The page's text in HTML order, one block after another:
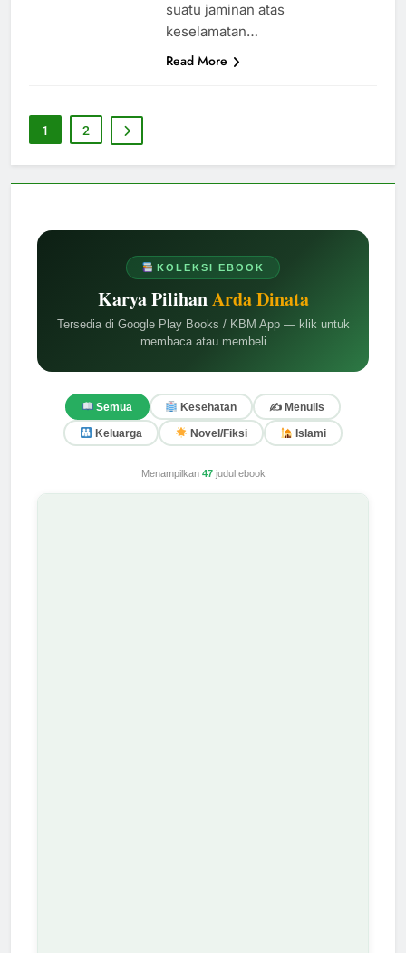
KOLEKSI EBOOK
Karya PilihanArda Dinata
Tersedia di Google Play Books / KBM App — klik untuk
membaca atau membeli
Semua Kesehatan ✍️ Menulis
Keluarga Novel/Fiksi Islami
Menampilkan 47judul ebook
suatu jaminan atas
keselamatan…
Read More
1 2